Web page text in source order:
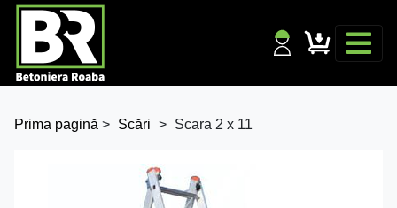
Prima pagină > Scări > Scara 2 x 11